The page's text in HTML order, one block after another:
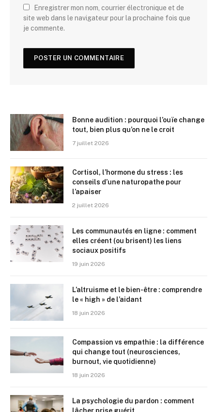
Enregistrer mon nom, courrier électronique et de
site web dans le navigateur pour la prochaine fois que
je commente.
Bonne audition : pourquoi l’ouïe change
tout, bien plus qu’on ne le croit
7 juillet 2026
Cortisol, l’hormone du stress : les
conseils d’une naturopathe pour
l’apaiser
2 juillet 2026
Les communautés en ligne : comment
elles créent (ou brisent) les liens
sociaux positifs
19 juin 2026
L’altruisme et le bien-être : comprendre
le « high » de l’aidant
18 juin 2026
Compassion vs empathie : la différence
qui change tout (neurosciences,
burnout, vie quotidienne)
18 juin 2026
La psychologie du pardon : comment
lâcher prise guérit